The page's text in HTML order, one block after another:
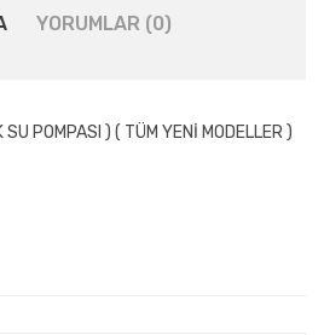
YORUMLAR (0)
SU POMPASI ) ( TÜM YENİ MODELLER )